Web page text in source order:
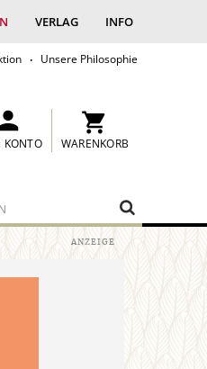
VERLAG INFO
Unsere Philosophie
KONTO WARENKORB